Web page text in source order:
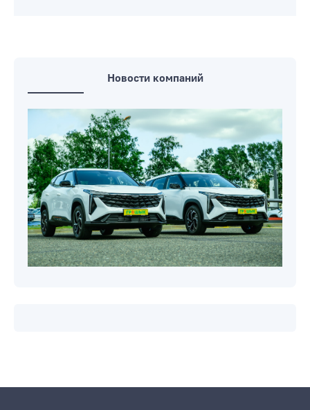
премьером Армении
Новости компаний